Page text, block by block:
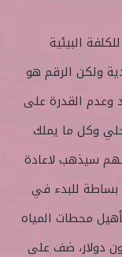
البيئية
ولكن الرقم هو
وعدم القدرة على
وكل ما يملك
سيذهب لاعادة
بساطة للبدء في
محطات المياه
والضاحية فقط يفوق 300 مليون دولار، ضف على